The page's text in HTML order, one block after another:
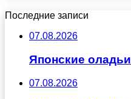
Последние записи
07.08.2026
Японские оладьи
07.08.2026